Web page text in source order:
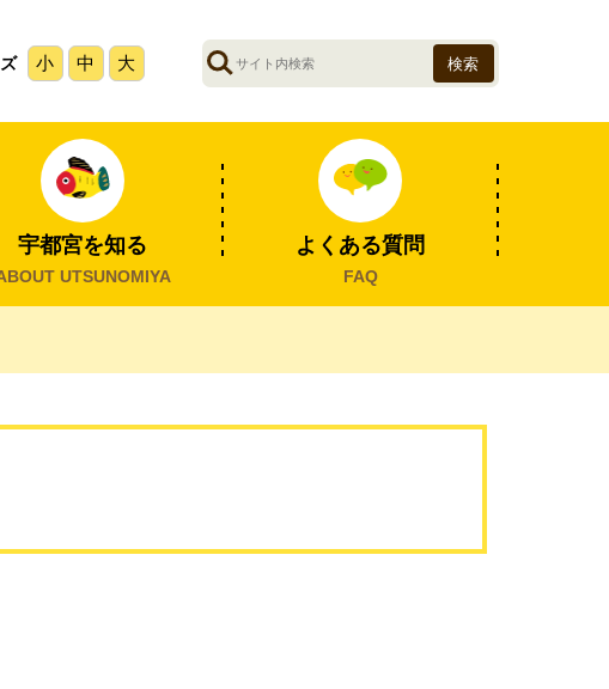
小 中 大
サ
イ
ト
宇都宮を知る
UTSUNOMIYA
よくある質問
FAQ